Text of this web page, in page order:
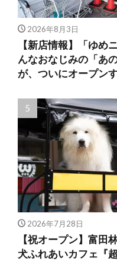
2026年8月3日
【新店情報】「ゆめ
んなおなじみの「あ
が、ついにオープン
2026年7月28日
【祝オープン】富田
犬ふれあいカフェ『